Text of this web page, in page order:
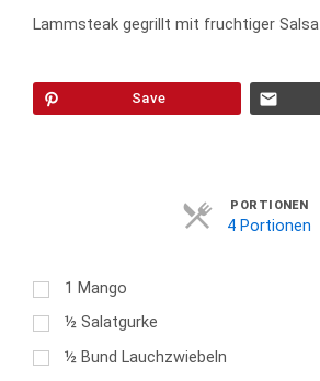
Lammsteak gegrillt mit fruchtiger Salsa
Save
PORTIONEN
4 Portionen
1 Mango
½ Salatgurke
½ Bund Lauchzwiebeln